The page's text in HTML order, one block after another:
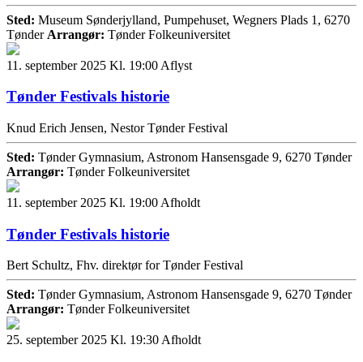
Sted: Museum Sønderjylland, Pumpehuset, Wegners Plads 1, 6270
Tønder Arrangør: Tønder Folkeuniversitet
11. september 2025 Kl. 19:00 Aflyst
Tønder Festivals historie
Knud Erich Jensen, Nestor Tønder Festival
Sted: Tønder Gymnasium, Astronom Hansensgade 9, 6270 Tønder
Arrangør: Tønder Folkeuniversitet
11. september 2025 Kl. 19:00 Afholdt
Tønder Festivals historie
Bert Schultz, Fhv. direktør for Tønder Festival
Sted: Tønder Gymnasium, Astronom Hansensgade 9, 6270 Tønder
Arrangør: Tønder Folkeuniversitet
25. september 2025 Kl. 19:30Afholdt